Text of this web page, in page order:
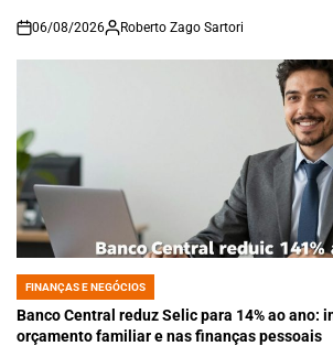
on
06/08/2026 Roberto Zago Sartori
POSTED
IN
FINANÇAS E NEGÓCIOS
Banco Central reduz Selic para 14% ao ano:
orçamento familiar e nas finanças pessoais